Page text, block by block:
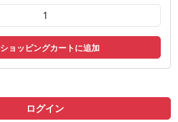
ショッピングカートに追加
ログイン